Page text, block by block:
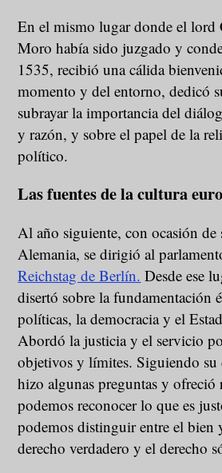
En el mismo lugar donde el lord
Moro había sido juzgado y
1535, recibió una cálida
momento y del entorno, dedicó
subrayar la importancia del
y razón, y sobre el papel de la
político.
Las fuentes de la cultura
Al año siguiente, con ocasión de
Alemania, se dirigió al
Reichstag de Berlín. Desde ese
disertó sobre la fundamentación
políticas, la democracia y el
Abordó la justicia y el servicio
objetivos y límites. Siguiendo su
hizo algunas preguntas y ofreció
podemos reconocer lo que es
podemos distinguir entre el bien
derecho verdadero y el derecho